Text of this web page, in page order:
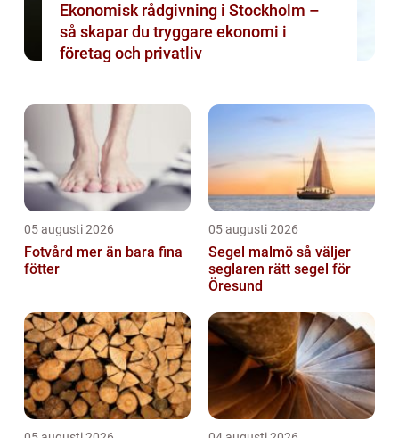
Ekonomisk rådgivning i Stockholm –
så skapar du tryggare ekonomi i
företag och privatliv
05 augusti 2026
Fotvård mer än bara fina
fötter
05 augusti 2026
Segel malmö så väljer
seglaren rätt segel för
Öresund